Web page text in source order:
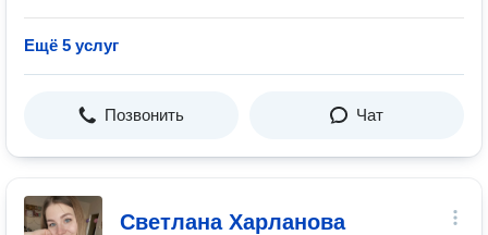
Ещё 5 услуг
Позвонить Чат
Светлана Харланова